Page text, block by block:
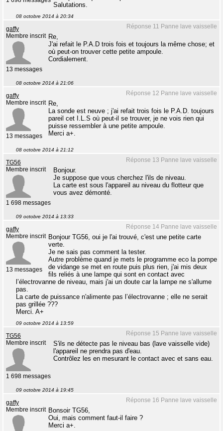
Salutations.
08 octobre 2014 à 20:34
Réponse 11 Panne lave vaisselle
gaffy
Membre inscrit
13 messages
Re,
J'ai refait le P.A.D trois fois et toujours la même chose; et
où peut-on trouver cette petite ampoule.
Cordialement.
08 octobre 2014 à 21:06
Réponse 12 Panne lave vaisselle
gaffy
Membre inscrit
13 messages
Re,
La sonde est neuve ; j'ai refait trois fois le P.A.D. toujours
pareil cet I.L.S où peut-il se trouver, je ne vois rien qui
puisse ressembler à une petite ampoule.
Merci a+.
08 octobre 2014 à 21:12
Réponse 13 Panne lave vaisselle
TG56
Membre inscrit
1 698 messages
Bonjour.
Je suppose que vous cherchez l'ils de niveau.
La carte est sous l'appareil au niveau du flotteur que
vous avez démonté.
09 octobre 2014 à 13:33
Réponse 14 Panne lave vaisselle
gaffy
Membre inscrit
13 messages
Bonjour TG56, oui je l'ai trouvé, c'est une petite carte
verte.
Je ne sais pas comment la tester.
Autre problème quand je mets le programme eco la pompe
de vidange se met en route puis plus rien, j'ai mis deux
fils reliés à une lampe qui sont en contact avec
l’électrovanne de niveau, mais j'ai un doute car la lampe ne s'allume
pas.
La carte de puissance n'alimente pas l’électrovanne ; elle ne serait
pas grillée ???
Merci. A+
09 octobre 2014 à 13:59
Réponse 15 Panne lave vaisselle
TG56
Membre inscrit
1 698 messages
S'ils ne détecte pas le niveau bas (lave vaisselle vide)
l'appareil ne prendra pas d'eau.
Contrôlez les en mesurant le contact avec et sans eau.
09 octobre 2014 à 19:45
Réponse 16 Panne lave vaisselle
gaffy
Membre inscrit Bonsoir TG56,
Oui, mais comment faut-il faire ?
Merci a+.